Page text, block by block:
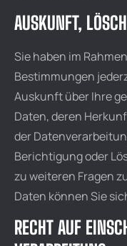
AUSKUNFT,
Sie haben im
Bestimmungen
Auskunft über Ihre
Daten, deren
der
Berichtigung oder
zu weiteren Fragen
Daten können Sie
RECHT AUF